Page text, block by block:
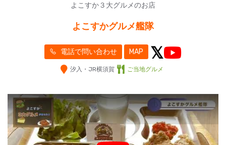
よこすか３大グルメのお店
よこすかグルメ艦隊
電話で問い合わせ MAP
汐入・JR横須賀 ご当地グルメ